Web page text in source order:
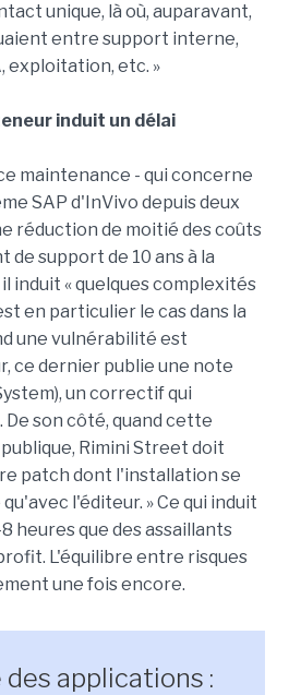
unique, là où, auparavant,
entre support interne,
exploitation, etc. »
induit un délai
maintenance - qui concerne
SAP d'InVivo depuis deux
réduction de moitié des coûts
de support de 10 ans à la
induit « quelques complexités
en particulier le cas dans la
une vulnérabilité est
ce dernier publie une note
un correctif qui
son côté, quand cette
Rimini Street doit
patch dont l'installation se
l'éditeur. » Ce qui induit
heures que des assaillants
L'équilibre entre risques
une fois encore.
des applications :